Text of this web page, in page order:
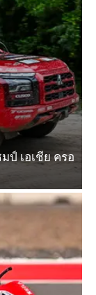
เอเชีย ครอ